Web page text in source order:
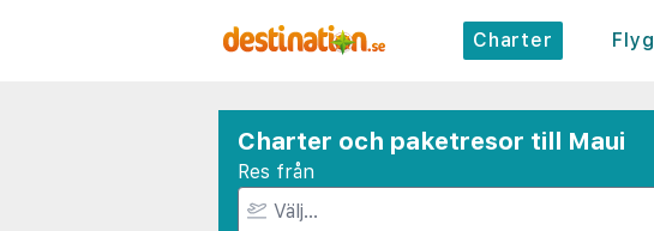
Charter Flyg
Charter och paketresor till Maui
Res från